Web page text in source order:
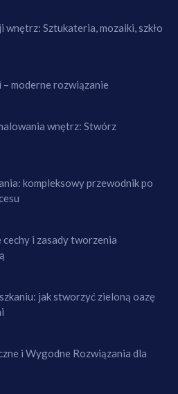
wnętrz: Sztukateria, mozaiki, szkło
– moderne rozwiązanie
wnętrz: Stwórz
kompleksowy przewodnik po
i zasady tworzenia
jak stworzyć zieloną oazę
i Wygodne Rozwiązania dla